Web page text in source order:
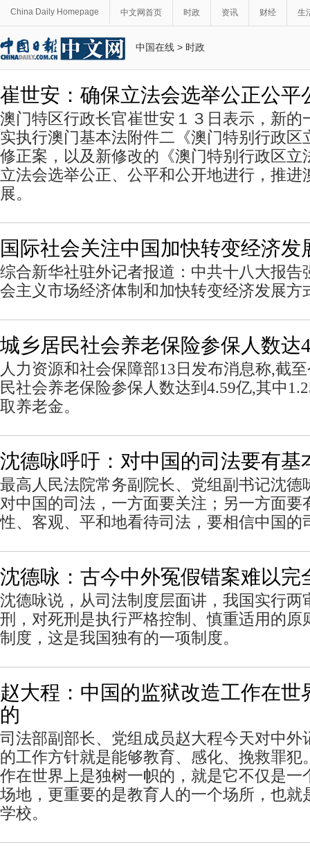
China Daily Homepage 中文网首页 时政 资讯 财经 生
中国在线 > 时政
崔世安：确保立法会选举公正公平
澳门特区行政长官崔世安１３日表示，新的
实执行澳门基本法附件二《澳门特别行政区
修正案，以及新修改的《澳门特别行政区立
立法会选举公正、公平和公开地进行，推进
展。
国际社会关注中国加快转变经济发
综合新华社驻外记者报道：中共十八大报告
会主义市场经济体制和加快转变经济发展方
城乡居民社会养老保险参保人数达
人力资源和社会保障部13日发布消息称,截
民社会养老保险参保人数达到4.59亿,其中
取养老金。
沈德咏呼吁：对中国的司法要有基
最高人民法院常务副院长、党组副书记沈德
对中国的司法，一方面要关注；另一方面要
性、客观、平和地看待司法，要相信中国的
沈德咏：古今中外冤假错案难以完
沈德咏说，从司法制度层面讲，我国实行两
刑，对死刑是执行严格控制、慎重适用的原
制度，这是我国独有的一项制度。
赵大程：中国的监狱改造工作在世
的
司法部副部长、党组成员赵大程今天对中外
的工作方针就是能够教育、感化、挽救罪犯
作在世界上是独树一帜的，就是它不仅是一
场地，更重要的是教育人的一个场所，也就
学校。